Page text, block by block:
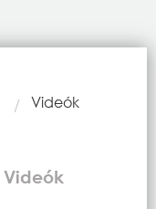
Current:
Videók
Videók